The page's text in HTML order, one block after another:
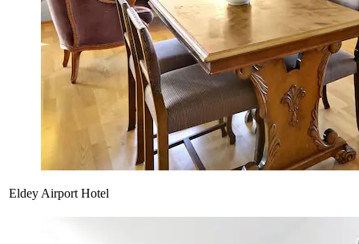
Eldey Airport Hotel